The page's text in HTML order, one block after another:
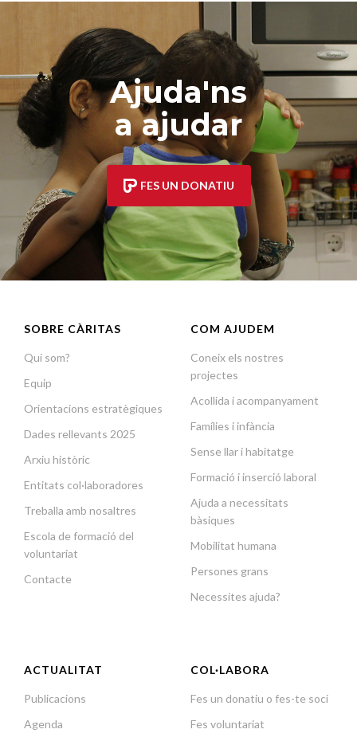
Ajuda'ns
a ajudar
FES UN DONATIU
SOBRE CÀRITAS
Qui som?
Equip
Orientacions estratègiques
Dades rellevants 2025
Arxiu històric
Entitats col·laboradores
Treballa amb nosaltres
Escola de formació del
voluntariat
Contacte
COM AJUDEM
Coneix els nostres
projectes
Acollida i acompanyament
Famílies i infància
Sense llar i habitatge
Formació i inserció laboral
Ajuda a necessitats
bàsiques
Mobilitat humana
Persones grans
Necessites ajuda?
ACTUALITAT
Publicacions
Agenda
COL·LABORA
Fes un donatiu o fes-te soci
Fes voluntariat